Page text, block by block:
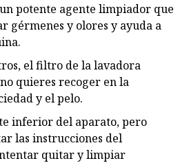
potente agente limpiador que
gérmenes y olores y ayuda a
el filtro de la lavadora
quieres recoger en la
y el pelo.
inferior del aparato, pero
las instrucciones del
quitar y limpiar